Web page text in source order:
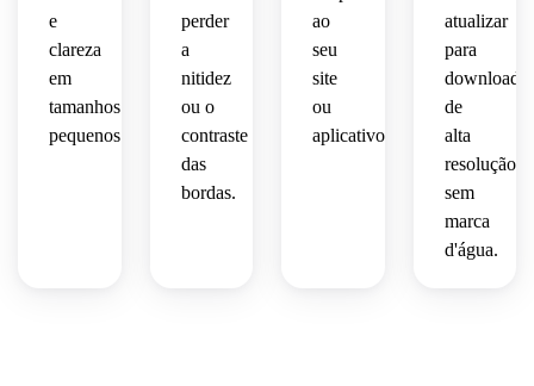
e
clareza
em
tamanhos
pequenos.
perder
a
nitidez
ou o
contraste
das
bordas.
ao
seu
site
ou
aplicativo.
atualizar
para
downloads
de
alta
resolução
sem
marca
d'água.